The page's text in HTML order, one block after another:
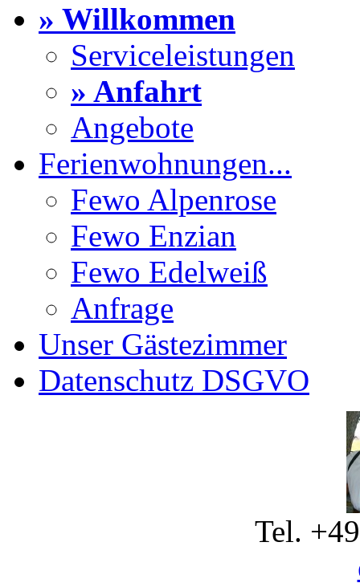
» Willkommen
Serviceleistungen
» Anfahrt
Angebote
Ferienwohnungen...
Fewo Alpenrose
Fewo Enzian
Fewo Edelweiß
Anfrage
Unser Gästezimmer
Datenschutz DSGVO
Tel.